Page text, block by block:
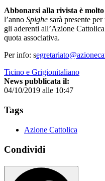
Abbonarsi alla rivista è molto
l’anno Spighe sarà presente
gli aderenti all’Azione
quota associativa.
Per info: s
Ticino e Grigionitaliano
News pubblicata il:
04/10/2019 alle 10:47
Tags
Azione Cattolica
Condividi